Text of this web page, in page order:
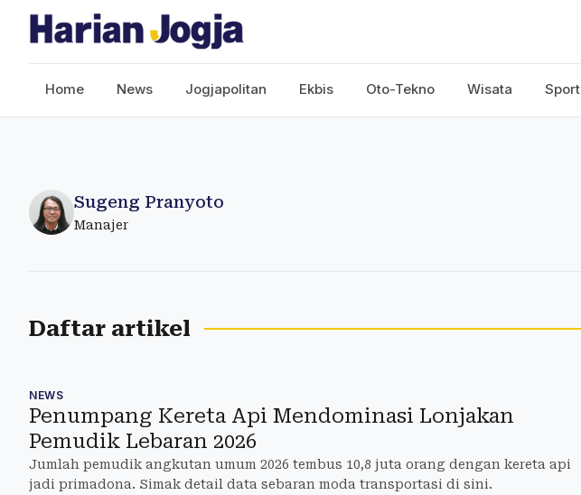
Home News Jogjapolitan Ekbis Oto-Tekno Wisata Sport
Sugeng Pranyoto
Manajer
Daftar artikel
NEWS
Penumpang Kereta Api Mendominasi Lonjakan
Pemudik Lebaran 2026
Jumlah pemudik angkutan umum 2026 tembus 10,8 juta orang dengan kereta api
jadi primadona. Simak detail data sebaran moda transportasi di sini.